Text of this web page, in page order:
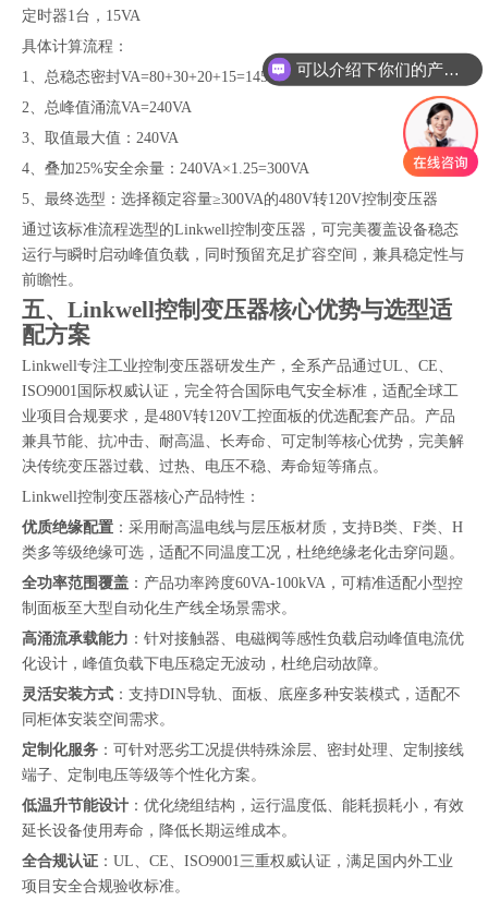
定时器1台，15VA
具体计算流程：
1、总稳态密封VA=80+30+20+15=145VA
2、总峰值涌流VA=240VA
3、取值最大值：240VA
4、叠加25%安全余量：240VA×1.25=300VA
5、最终选型：选择额定容量≥300VA的480V转120V控制变压器
通过该标准流程选型的Linkwell控制变压器，可完美覆盖设备稳态
运行与瞬时启动峰值负载，同时预留充足扩容空间，兼具稳定性与
前瞻性。
五、Linkwell控制变压器核心优势与选型适
配方案
Linkwell专注工业控制变压器研发生产，全系产品通过UL、CE、
ISO9001国际权威认证，完全符合国际电气安全标准，适配全球工
业项目合规要求，是480V转120V工控面板的优选配套产品。产品
兼具节能、抗冲击、耐高温、长寿命、可定制等核心优势，完美解
决传统变压器过载、过热、电压不稳、寿命短等痛点。
Linkwell控制变压器核心产品特性：
优质绝缘配置 ：采用耐高温电线与层压板材质，支持B类、F类、H
类多等级绝缘可选，适配不同温度工况，杜绝绝缘老化击穿问题。
全功率范围覆盖 ：产品功率跨度60VA-100kVA，可精准适配小型控
制面板至大型自动化生产线全场景需求。
高涌流承载能力 ：针对接触器、电磁阀等感性负载启动峰值电流优
化设计，峰值负载下电压稳定无波动，杜绝启动故障。
灵活安装方式 ：支持DIN导轨、面板、底座多种安装模式，适配不
同柜体安装空间需求。
定制化服务 ：可针对恶劣工况提供特殊涂层、密封处理、定制接线
端子、定制电压等级等个性化方案。
低温升节能设计 ：优化绕组结构，运行温度低、能耗损耗小，有效
延长设备使用寿命，降低长期运维成本。
全合规认证 ：UL、CE、ISO9001三重权威认证，满足国内外工业
项目安全合规验收标准。
你们是怎么收费的呢